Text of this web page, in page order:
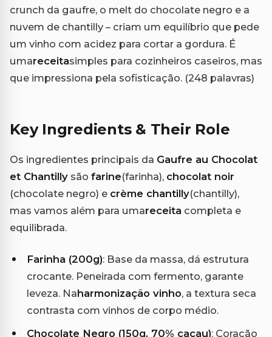
crunch da gaufre, o melt do chocolate negro e a
nuvem de chantilly – criam um equilíbrio que pede
um vinho com acidez para cortar a gordura. É
umareceitasimples para cozinheiros caseiros, mas
que impressiona pela sofisticação. (248 palavras)
Key Ingredients & Their Role
Os ingredientes principais da Gaufre au Chocolat
et Chantilly são farine(farinha), chocolat noir
(chocolate negro) e crème chantilly(chantilly),
mas vamos além para umareceita completa e
equilibrada.
Farinha (200g): Base da massa, dá estrutura
crocante. Peneirada com fermento, garante
leveza. Naharmonização vinho, a textura seca
contrasta com vinhos de corpo médio.
Chocolate Negro (150g, 70% cacau): Coração